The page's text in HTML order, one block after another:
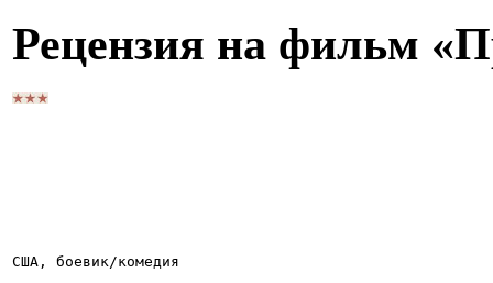
Рецензия на фильм
США, боевик/комедия